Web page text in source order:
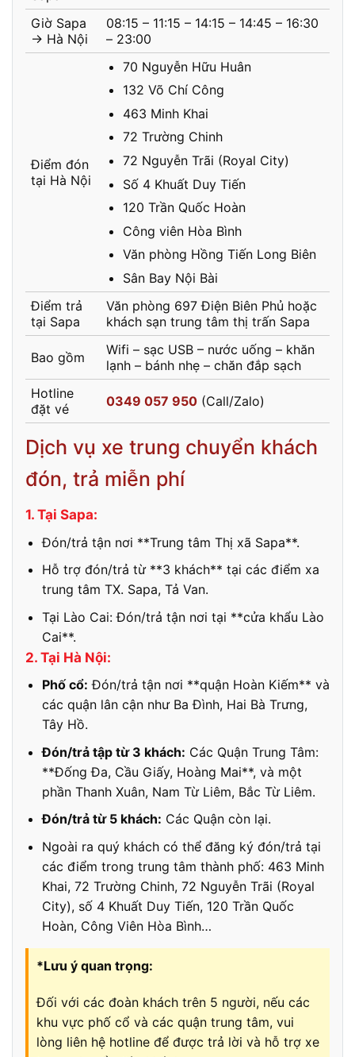
Giờ Sapa
→ Hà Nội
08:15 – 11:15 – 14:15 – 14:45 – 16:30
– 23:00
Điểm đón
tại Hà Nội
70 Nguyễn Hữu Huân
132 Võ Chí Công
463 Minh Khai
72 Trường Chinh
72 Nguyễn Trãi (Royal City)
Số 4 Khuất Duy Tiến
120 Trần Quốc Hoàn
Công viên Hòa Bình
Văn phòng Hồng Tiến Long Biên
Sân Bay Nội Bài
Điểm trả
tại Sapa
Văn phòng 697 Điện Biên Phủ hoặc
khách sạn trung tâm thị trấn Sapa
Bao gồm
Wifi – sạc USB – nước uống – khăn
lạnh – bánh nhẹ – chăn đắp sạch
Hotline
đặt vé
0349 057 950 (Call/Zalo)
Dịch vụ xe trung chuyển khách
đón, trả miễn phí
1. Tại Sapa:
Đón/trả tận nơi **Trung tâm Thị xã Sapa**.
Hỗ trợ đón/trả từ **3 khách** tại các điểm xa
trung tâm TX. Sapa, Tả Van.
Tại Lào Cai: Đón/trả tận nơi tại **cửa khẩu Lào
Cai**.
2. Tại Hà Nội:
Phố cổ: Đón/trả tận nơi **quận Hoàn Kiếm** và
các quận lân cận như Ba Đình, Hai Bà Trưng,
Tây Hồ.
Đón/trả tập từ 3 khách: Các Quận Trung Tâm:
**Đống Đa, Cầu Giấy, Hoàng Mai**, và một
phần Thanh Xuân, Nam Từ Liêm, Bắc Từ Liêm.
Đón/trả từ 5 khách: Các Quận còn lại.
Ngoài ra quý khách có thể đăng ký đón/trả tại
các điểm trong trung tâm thành phố: 463 Minh
Khai, 72 Trường Chinh, 72 Nguyễn Trãi (Royal
City), số 4 Khuất Duy Tiến, 120 Trần Quốc
Hoàn, Công Viên Hòa Bình…
*Lưu ý quan trọng:
Đối với các đoàn khách trên 5 người, nếu các
khu vực phố cổ và các quận trung tâm, vui
lòng liên hệ hotline để được trả lời và hỗ trợ xe